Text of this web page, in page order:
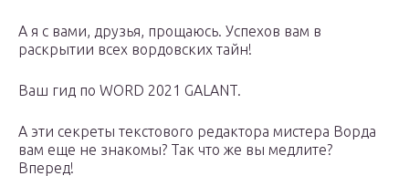
А я с вами, друзья, прощаюсь. Успехов вам в
раскрытии всех вордовских тайн!
Ваш гид по WORD 2021 GALANT.
А эти секреты текстового редактора мистера Ворда
вам еще не знакомы? Так что же вы медлите?
Вперед!